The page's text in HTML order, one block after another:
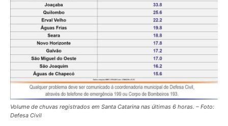
Volume de chuvas registrados em Santa Catarina nas últimas 6 horas. – Foto:
Defesa Civil